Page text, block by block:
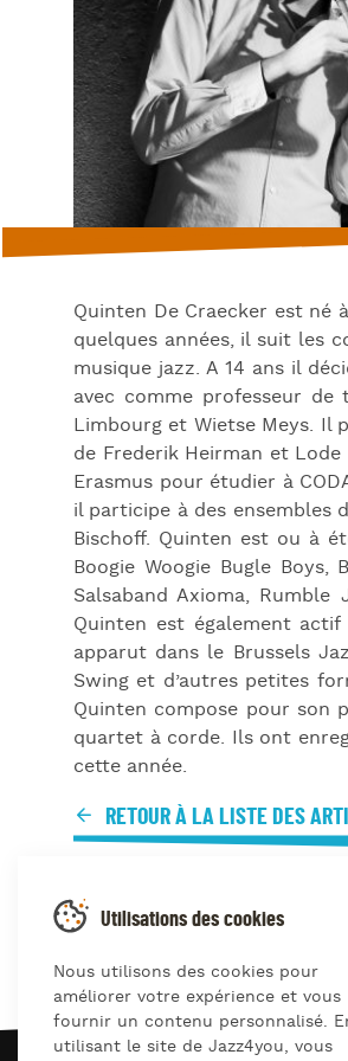
Quinten De Craecker est né
quelques années, il suit les
musique jazz. A 14 ans il
avec comme professeur
Limbourg et Wietse Meys. Il
de Frederik Heirman et
Erasmus pour étudier à
il participe à des ensembles
Bischoff. Quinten est ou à
Boogie Woogie Bugle Boys,
Salsaband Axioma,
Quinten est également
apparut dans le Brussels
Swing et d’autres petites
Quinten compose pour son
quartet à corde. Ils ont
cette année.
RETOUR À LA LISTE DES
Utilisations des cookies
Nous utilisons des cookies pour
améliorer votre expérience et vous
fournir un contenu personnalisé.
utilisant le site de Jazz4you, vous